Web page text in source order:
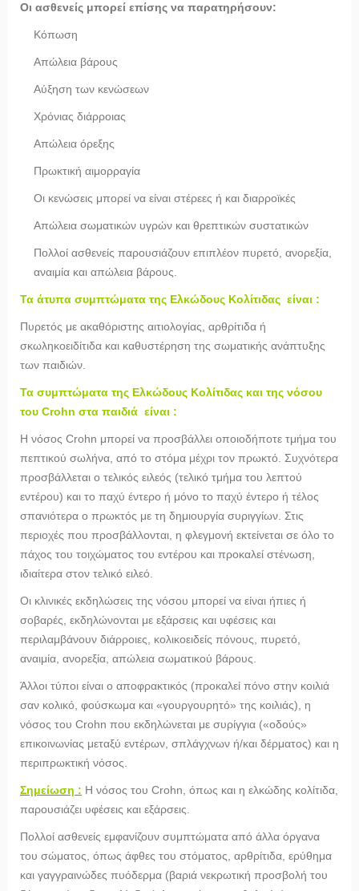
Οι ασθενείς μπορεί επίσης να παρατηρήσουν:
Κόπωση
Απώλεια βάρους
Αύξηση των κενώσεων
Χρόνιας διάρροιας
Απώλεια όρεξης
Πρωκτική αιμορραγία
Οι κενώσεις μπορεί να είναι στέρεες ή και διαρροϊκές
Απώλεια σωματικών υγρών και θρεπτικών συστατικών
Πολλοί ασθενείς παρουσιάζουν επιπλέον πυρετό, ανορεξία,
αναιμία και απώλεια βάρους.
Τα άτυπα συμπτώματα της Ελκώδους Κολίτιδας είναι :
Πυρετός με ακαθόριστης αιτιολογίας, αρθρίτιδα ή
σκωληκοειδίτιδα και καθυστέρηση της σωματικής ανάπτυξης
των παιδιών.
Τα συμπτώματα της Ελκώδους Κολίτιδας και της νόσου
του Crohn στα παιδιά είναι :
Η νόσος Crohn μπορεί να προσβάλλει οποιοδήποτε τμήμα του
πεπτικού σωλήνα, από το στόμα μέχρι τον πρωκτό. Συχνότερα
προσβάλλεται ο τελικός ειλεός (τελικό τμήμα του λεπτού
εντέρου) και το παχύ έντερο ή μόνο το παχύ έντερο ή τέλος
σπανιότερα ο πρωκτός με τη δημιουργία συριγγίων. Στις
περιοχές που προσβάλλονται, η φλεγμονή εκτείνεται σε όλο το
πάχος του τοιχώματος του εντέρου και προκαλεί στένωση,
ιδιαίτερα στον τελικό ειλεό.
Οι κλινικές εκδηλώσεις της νόσου μπορεί να είναι ήπιες ή
σοβαρές, εκδηλώνονται με εξάρσεις και υφέσεις και
περιλαμβάνουν διάρροιες, κολικοειδείς πόνους, πυρετό,
αναιμία, ανορεξία, απώλεια σωματικού βάρους.
Άλλοι τύποι είναι ο αποφρακτικός (προκαλεί πόνο στην κοιλιά
σαν κολικό, φούσκωμα και «γουργουρητό» της κοιλιάς), η
νόσος του Crohn που εκδηλώνεται με συρίγγια («οδούς»
επικοινωνίας μεταξύ εντέρων, σπλάγχνων ή/και δέρματος) και η
περιπρωκτική νόσος.
Σημείωση : Η νόσος του Crohn, όπως και η ελκώδης κολίτιδα,
παρουσιάζει υφέσεις και εξάρσεις.
Πολλοί ασθενείς εμφανίζουν συμπτώματα από άλλα όργανα
του σώματος, όπως άφθες του στόματος, αρθρίτιδα, ερύθημα
και γαγγραινώδες πυόδερμα (βαριά νεκρωτική προσβολή του